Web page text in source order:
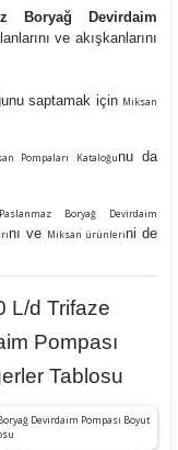
Boryağ Devirdaim
ve akışkanlarını
saptamak için Miksan
Pompaları Kataloğunu da
Paslanmaz Boryağ Devirdaim
nı ve Miksan ürünlerini de
L/d Trifaze
Pompası
Tablosu